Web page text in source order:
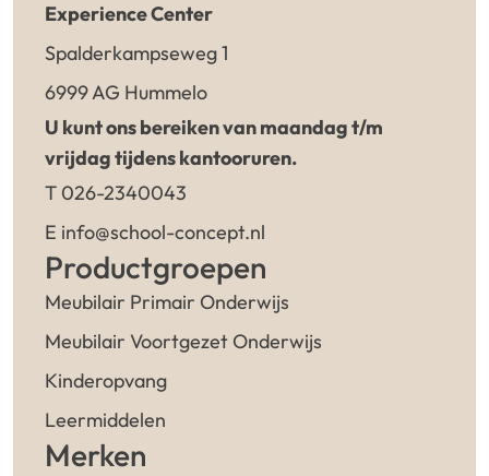
Experience Center
Spalderkampseweg 1
6999 AG Hummelo
U kunt ons bereiken van maandag t/m
vrijdag tijdens kantooruren.
T 026-2340043
E info@school-concept.nl
Productgroepen
Meubilair Primair Onderwijs
Meubilair Voortgezet Onderwijs
Kinderopvang
Leermiddelen
Merken